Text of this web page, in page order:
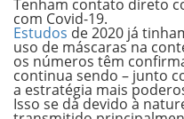
Tenham contato direto
com Covid-19.
Estudos de 2020 já
uso de máscaras na
os números têm
continua sendo – junto
a estratégia mais
Isso se dá devido à